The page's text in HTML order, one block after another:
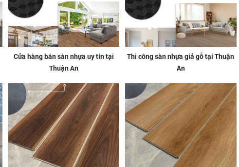
Cửa hàng bán sàn nhựa uy tín tại
Thuận An
Thi công sàn nhựa giả gỗ tại Thuận
An